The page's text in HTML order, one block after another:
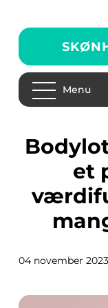
Menu
Bodylotion til tør hud er
et
04 november 2023